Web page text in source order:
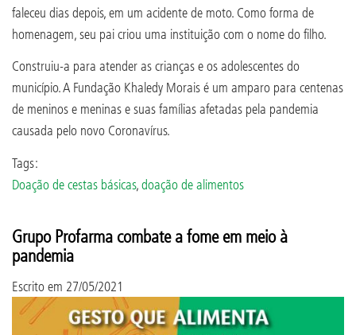
faleceu dias depois, em um acidente de moto. Como forma de
homenagem, seu pai criou uma instituição com o nome do filho.
Construiu-a para atender as crianças e os adolescentes do
município. A Fundação Khaledy Morais é um amparo para centenas
de meninos e meninas e suas famílias afetadas pela pandemia
causada pelo novo Coronavírus.
Tags:
Doação de cestas básicas,doação de alimentos
Grupo Profarma combate a fome em meio à
pandemia
Escrito em 27/05/2021